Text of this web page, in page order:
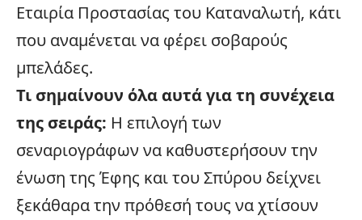
Εταιρία Προστασίας του Καταναλωτή, κάτι
που αναμένεται να φέρει σοβαρούς
μπελάδες.
Τι σημαίνουν όλα αυτά για τη συνέχεια
της σειράς: Η επιλογή των
σεναριογράφων να καθυστερήσουν την
ένωση της Έφης και του Σπύρου δείχνει
ξεκάθαρα την πρόθεσή τους να χτίσουν